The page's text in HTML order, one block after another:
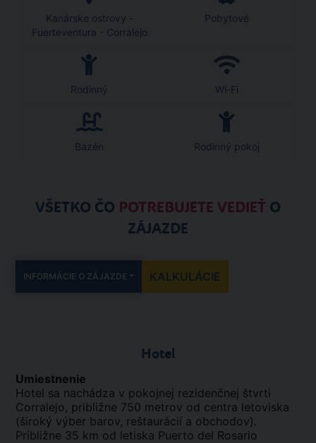
Kanárske ostrovy -
Fuerteventura - Corralejo
Pobytové
Rodinný Wi-Fi
Bazén Rodinný pokoj
VŠETKO ČO POTREBUJETE VEDIEŤ O
ZÁJAZDE
INFORMÁCIE O ZÁJAZDE KALKULÁCIE
Hotel
Umiestnenie
Hotel sa nachádza v pokojnej rezidenčnej štvrti
Corralejo, približne 750 metrov od centra letoviska
(široký výber barov, reštaurácií a obchodov).
Približne 35 km od letiska Puerto del Rosario